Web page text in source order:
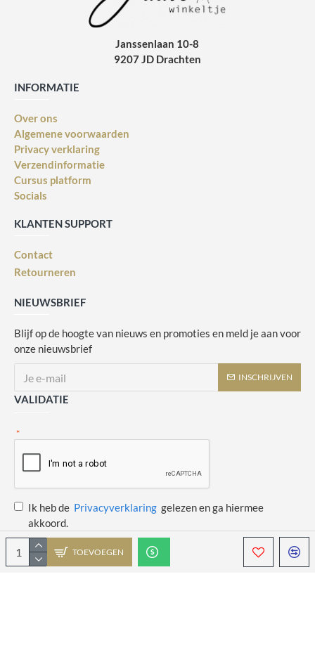
TOEVOEGEN
Janssenlaan 10-8
9207 JD Drachten
INFORMATIE
Over ons
Algemene voorwaarden
Privacy verklaring
Verzendinformatie
Cursus platform
Socials
KLANTEN SUPPORT
Contact
Retourneren
NIEUWSBRIEF
Blijf op de hoogte van nieuws en promoties en meld je aan voor
onze nieuwsbrief
INSCHRIJVEN
VALIDATIE
Ik heb de Privacyverklaring gelezen en ga hiermee
akkoord.